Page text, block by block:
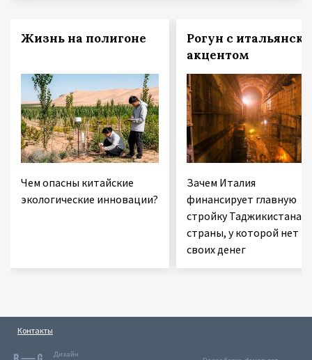
Жизнь на полигоне
Чем опасны китайские
экологические инновации?
Рогун с
акцентом
Зачем Италия
финансирует главную
стройку Таджикистана —
страны, у которой нет
своих денег
Контакты
Дизайн